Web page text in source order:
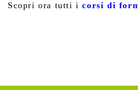
Scopri ora tutti icorsi di